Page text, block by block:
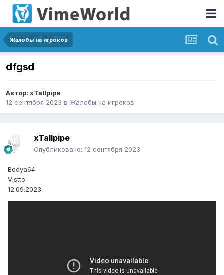
Жалобы на игроков
dfgsd
Автор: xTallpipe
12 сентября 2023 в Жалобы на игроков
xTallpipe
Опубликовано: 12 сентября 2023
Bodya64
Vistto
12.09.2023